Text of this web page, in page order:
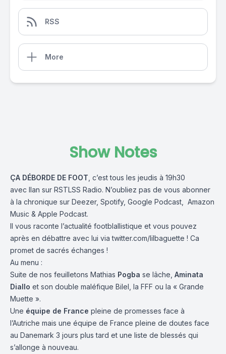
RSS
More
Show Notes
ÇA DÉBORDE DE FOOT , c’est tous les jeudis à 19h30
avec Ilan sur RSTLSS Radio. N’oubliez pas de vous abonner
à la chronique sur Deezer, Spotify, Google Podcast
Amazon
Music & Apple Podcast.
Il vous raconte l’actualité footblallistique et vous pouvez
après en débattre avec lui viatwitter.com/lilbaguette ! Ca
promet de sacrés échanges !
Au menu :
Suite de nos feuilletons Mathias Pogba se lâche, Aminata
Diallo et son double maléfique Bilel, la FFF ou la « Grande
Muette ».
Une équipe de France pleine de promesses face à
l’Autriche mais une équipe de France pleine de doutes face
au Danemark 3 jours plus tard et une liste de blessés qui
s’allonge à nouveau.